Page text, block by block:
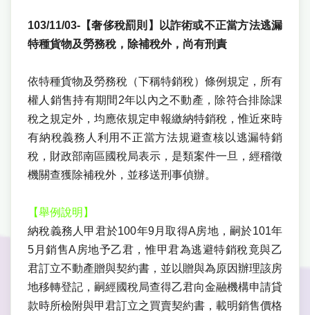
103/11/03-【奢侈稅罰則】以詐術或不正當方法逃漏
特種貨物及勞務稅，除補稅外，尚有刑責
依特種貨物及勞務稅（下稱特銷稅）條例規定，所有
權人銷售持有期間2年以內之不動產，除符合排除課
稅之規定外，均應依規定申報繳納特銷稅，惟近來時
有納稅義務人利用不正當方法規避查核以逃漏特銷
稅，財政部南區國稅局表示，是類案件一旦，經稽徵
機關查獲除補稅外，並移送刑事偵辦。
【舉例說明】
納稅義務人甲君於100年9月取得A房地，嗣於101年
5月銷售A房地予乙君，惟甲君為逃避特銷稅竟與乙
君訂立不動產贈與契約書，並以贈與為原因辦理該房
地移轉登記，嗣經國稅局查得乙君向金融機構申請貸
款時所檢附與甲君訂立之買賣契約書，載明銷售價格